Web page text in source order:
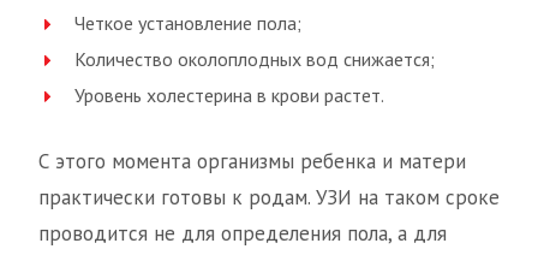
Четкое установление пола;
Количество околоплодных вод снижается;
Уровень холестерина в крови растет.
С этого момента организмы ребенка и матери
практически готовы к родам. УЗИ на таком сроке
проводится не для определения пола, а для